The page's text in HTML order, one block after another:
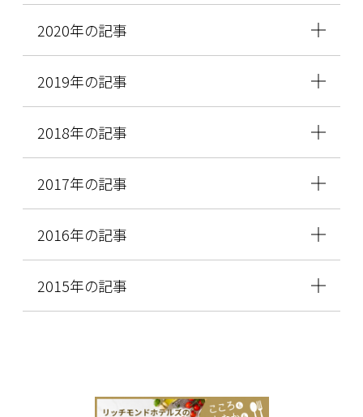
2020年の記事
2019年の記事
2018年の記事
2017年の記事
2016年の記事
2015年の記事